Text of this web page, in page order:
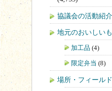
協議会の活動紹介
地元のおいしい
加工品 (4)
限定弁当 (8)
場所・フィールド